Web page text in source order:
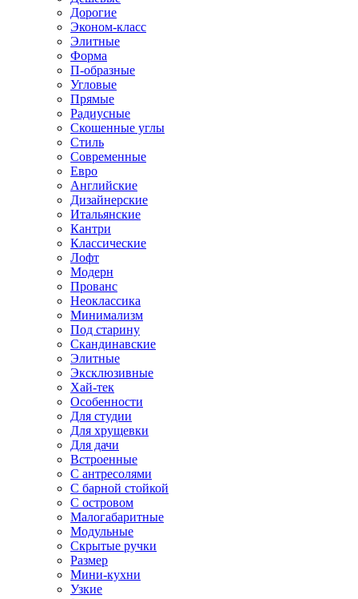
Дорогие
Эконом-класс
Элитные
Форма
П-образные
Угловые
Прямые
Радиусные
Скошенные углы
Стиль
Современные
Евро
Английские
Дизайнерские
Итальянские
Кантри
Классические
Лофт
Модерн
Прованс
Неоклассика
Минимализм
Под старину
Скандинавские
Элитные
Эксклюзивные
Хай-тек
Особенности
Для студии
Для хрущевки
Для дачи
Встроенные
С антресолями
С барной стойкой
С островом
Малогабаритные
Модульные
Скрытые ручки
Размер
Мини-кухни
Узкие